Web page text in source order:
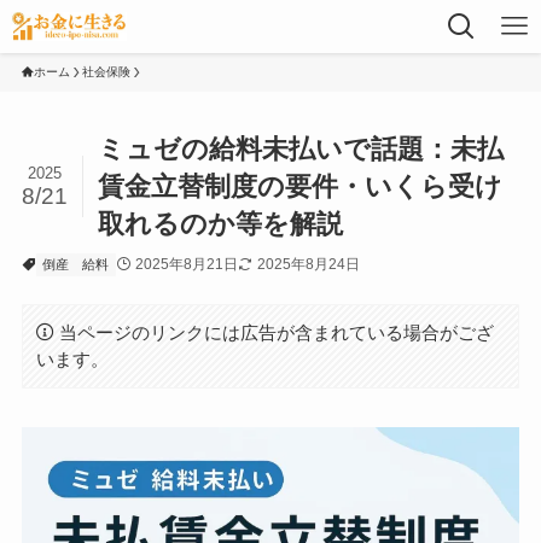
ホーム 社会保険
ミュゼの給料未払いで話題：未払
賃金立替制度の要件・いくら受け
取れるのか等を解説
2025
8/21
倒産 給料 2025年8月21日 2025年8月24日
当ページのリンクには広告が含まれている場合がござ
います。